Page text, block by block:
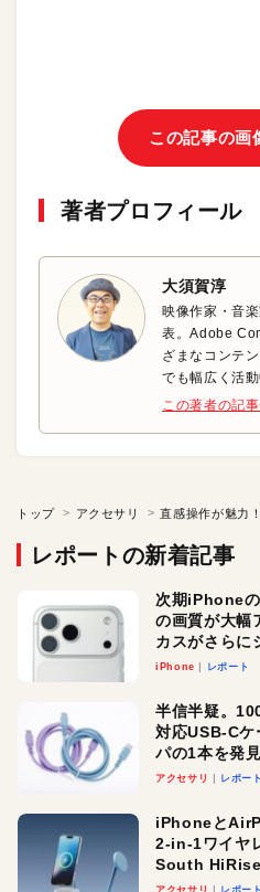
この記事の画
著者プロフィール
大須賀淳
映像作家・音
表。Adobe
ざまなコンテ
でも幅広く活動
この著者の記
トップ アクセサリ
レポートの新着記事
次期iPhone
の画質が大幅
カスがさらに
iPhone レポート
半信半疑。
対応USB-Cケ
パの1本を発
アクセサリ レポート
iPhoneと
2-in-1ワイヤ
South
ースでおしゃ
アクセサリ レポート